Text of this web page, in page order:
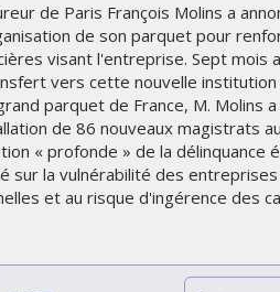
de Paris François Molins a
de son parquet pour
visant l'entreprise. Sept mois
vers cette nouvelle
parquet de France, M. Molins
de 86 nouveaux magistrats
« profonde » de la délinquance
sur la vulnérabilité des
et au risque d'ingérence des
LES IMPÉRIALES
SOUS THÈME "DABA
MARDI 27 JANVIER 2026